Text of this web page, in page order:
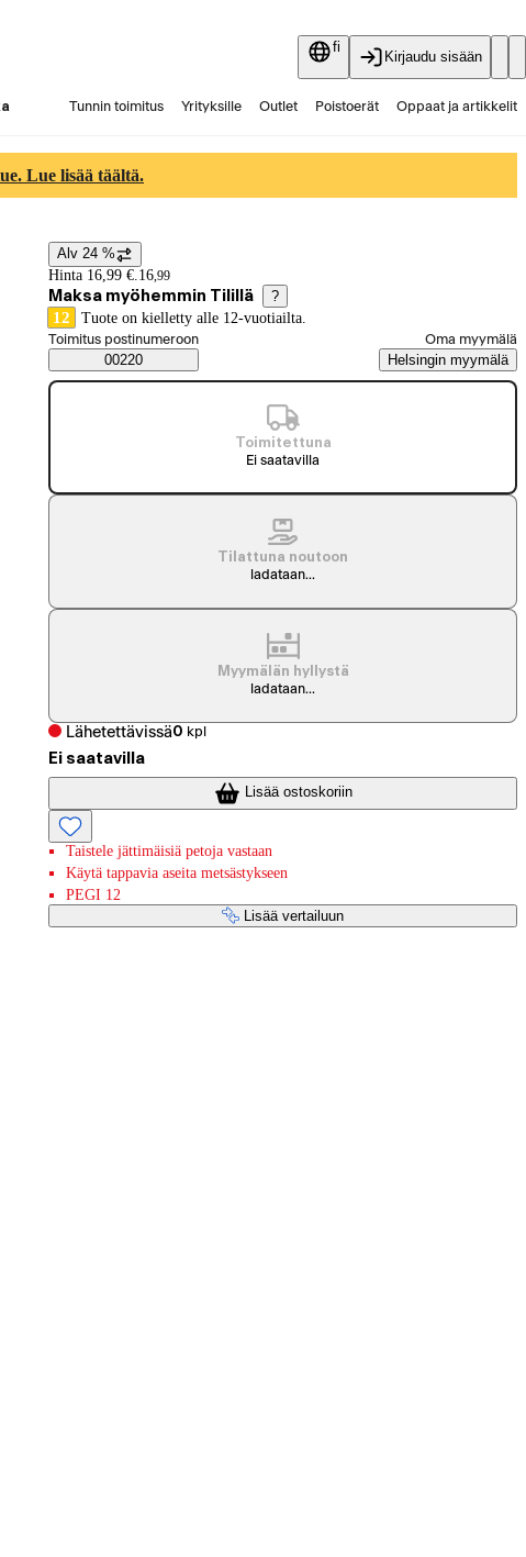
fi
Kirjaudu sisään
Tunnin toimitus Yrityksille Outlet Poistoerät Oppaat ja artikkelit
Lue lisää täältä.
Hintatiedot
Alv 24 %
Hinta 16,99 €. 16,99
Maksa myöhemmin Tilillä ?
12 Tuote on kielletty alle 12-vuotiailta.
Saatavuustiedot
Valitse tilaustapa
Toimitus postinumeroon
00220
Oma myymälä
Helsingin myymälä
Toimitettuna
Ei saatavilla
Tilattuna noutoon
ladataan...
Myymälän hyllystä
ladataan...
Lähetettävissä0 kpl
Ei saatavilla
Lisää ostoskoriin
Taistele jättimäisiä petoja vastaan
Käytä tappavia aseita metsästykseen
PEGI 12
Lisää vertailuun